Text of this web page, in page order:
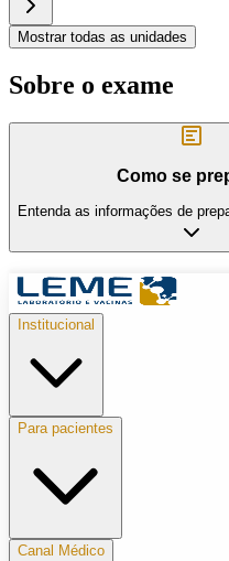
Mostrar todas as unidades
Sobre o exame
Como se
Entenda as informações de
Institucional
Para pacientes
Canal Médico